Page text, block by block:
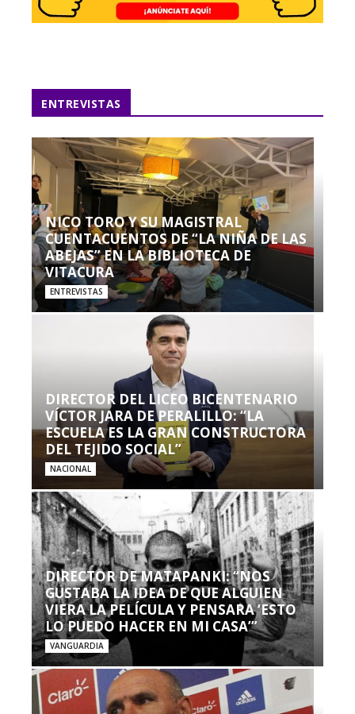
ENTREVISTAS
NICO TORO Y SU MAGISTRAL
CUENTACUENTOS DE “LA NIÑA DE LAS
ABEJAS” EN LA BIBLIOTECA DE
VITACURA
ENTREVISTAS
DIRECTOR DEL LICEO BICENTENARIO
VÍCTOR JARA DE PERALILLO: “LA
ESCUELA ES LA GRAN CONSTRUCTORA
DEL TEJIDO SOCIAL”
NACIONAL
DIRECTOR DE MATAPANKI: “NOS
GUSTABA LA IDEA DE QUE ALGUIEN
VIERA LA PELÍCULA Y PENSARA ‘ESTO
LO PUEDO HACER EN MI CASA’”
VANGUARDIA